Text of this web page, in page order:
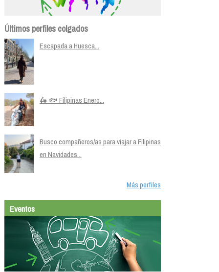
Últimos perfiles colgados
Escapada a Huesca...
🛵 🐟 Filipinas Enero...
Busco compañeros/as para viajar a Filipinas
en Navidades...
Más perfiles
Eventos